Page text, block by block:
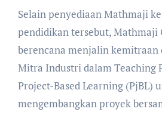
Selain penyediaan Mathmaji
pendidikan tersebut, Mathmaji
berencana menjalin kemitraan
Mitra Industri dalam Teaching
Project-Based Learning (PjBL)
mengembangkan proyek